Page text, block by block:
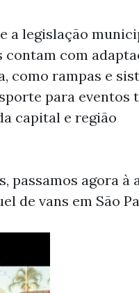
a legislação
contam com
como rampas e
para eventos
capital e região
passamos agora à
de vans em São